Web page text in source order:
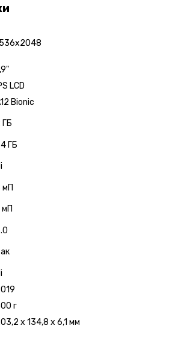
LCD
Bionic
ГБ
ГБ
мП
мП
г
x 134,8 x 6,1 мм